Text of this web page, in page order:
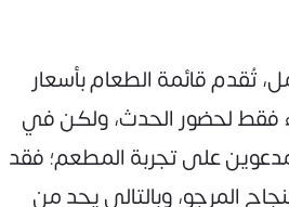
تُقدم قائمة الطعام بأسعار
فقط لحضور الحدث، ولكن في
على تجربة المطعم؛ فقد
المرجو، وبالتالي يحد من